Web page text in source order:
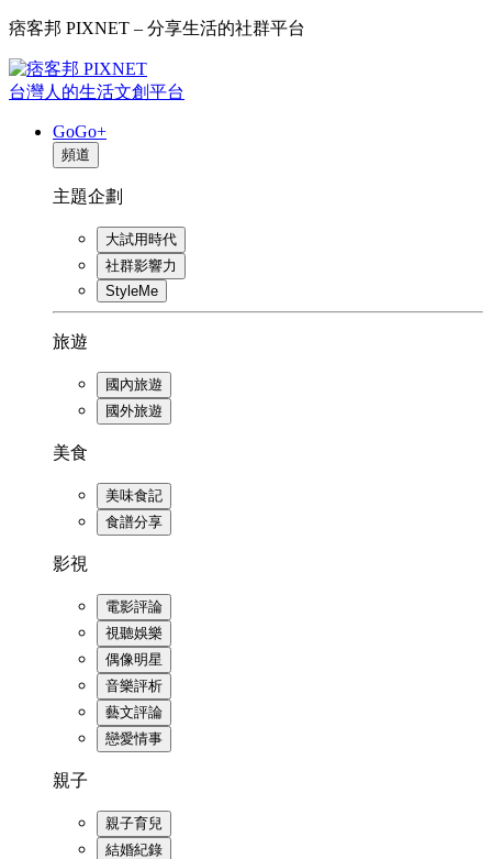
痞客邦 PIXNET – 分享生活的社群平台
台灣人的生活文創平台
GoGo+
頻道
主題企劃
大試用時代
社群影響力
StyleMe
旅遊
國內旅遊
國外旅遊
美食
美味食記
食譜分享
影視
電影評論
視聽娛樂
偶像明星
音樂評析
藝文評論
戀愛情事
親子
親子育兒
結婚紀錄